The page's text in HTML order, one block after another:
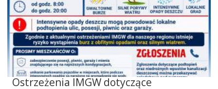
Ostrzeżenia IMGW dotyczące